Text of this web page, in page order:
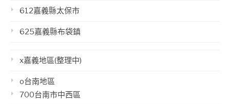
612嘉義縣太保市
625嘉義縣布袋鎮
x嘉義地區(整理中)
o台南地區
700台南市中西區